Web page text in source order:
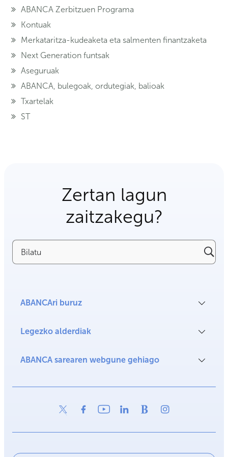
ABANCA Zerbitzuen Programa
Kontuak
Merkataritza-kudeaketa eta salmenten finantzaketa
Next Generation funtsak
Aseguruak
ABANCA, bulegoak, ordutegiak, balioak
Txartelak
ST
Zertan lagun
zaitzakegu?
Bilatu
ABANCAri buruz
Legezko alderdiak
ABANCA sarearen webgune gehiago